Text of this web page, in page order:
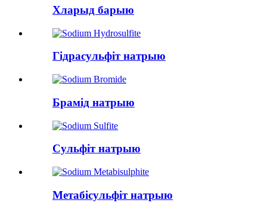
Хларыд барыю
Гідрасульфіт натрыю
Брамід натрыю
Сульфіт натрыю
Метабісульфіт натрыю